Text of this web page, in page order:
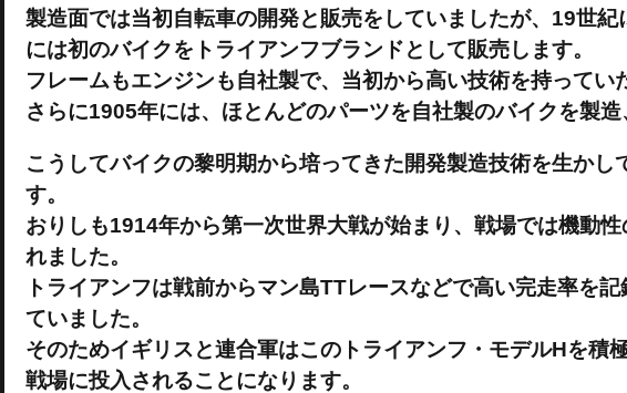
製造面では当初自転車の開発と販売をしていましたが、19世
には初のバイクをトライアンフブランドとして販売します。
フレームもエンジンも自社製で、当初から高い技術を持ってい
さらに1905年には、ほとんどのパーツを自社製のバイクを製造
こうしてバイクの黎明期から培ってきた開発製造技術を生かし
す。
おりしも1914年から第一次世界大戦が始まり、戦場では機動
れました。
トライアンフは戦前からマン島TTレースなどで高い完走率を
ていました。
そのためイギリスと連合軍はこのトライアンフ・モデルHを積
戦場に投入されることになります。